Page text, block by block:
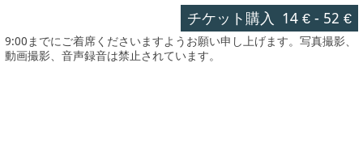
チケット購入 14 €- 52 €
9:00までにご着席くださいますようお願い申し上げます。写真撮影、
動画撮影、音声録音は禁止されています。